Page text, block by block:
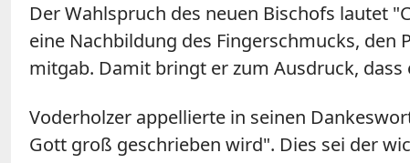
Der Wahlspruch des neuen Bischofs lautet
eine Nachbildung des Fingerschmucks, den
mitgab. Damit bringt er zum Ausdruck,
Voderholzer appellierte in seinen
Gott groß geschrieben wird". Dies sei der